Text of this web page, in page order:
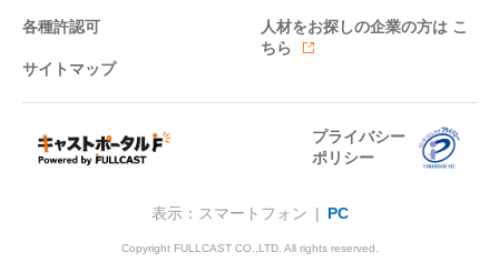
各種許認可 人材をお探しの企業の方は こ
ちら
サイトマップ
プライバシー
ポリシー
表示：スマートフォン | PC
Copyright FULLCAST CO.,LTD. All rights reserved.